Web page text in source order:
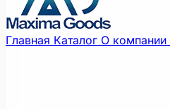
Главная Каталог О компании